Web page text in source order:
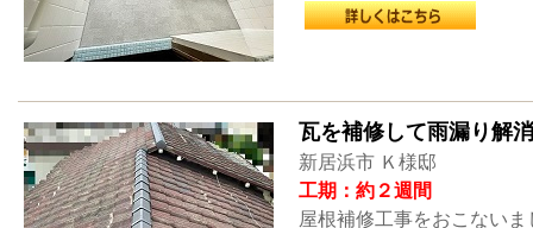
瓦を補修して雨漏り解消
新居浜市 Ｋ様邸
工期：約２週間
屋根補修工事をおこないま